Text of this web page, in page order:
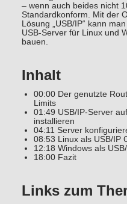
– wenn auch beides nicht
Standardkonform. Mit der
Lösung „USB/IP“ kann
USB-Server für Linux und
bauen.
Inhalt
00:00 Der genutzte
Limits
01:49 USB/IP-Server
installieren
04:11 Server
08:53 Linux als USB/IP
12:18 Windows als
18:00 Fazit
Links zum